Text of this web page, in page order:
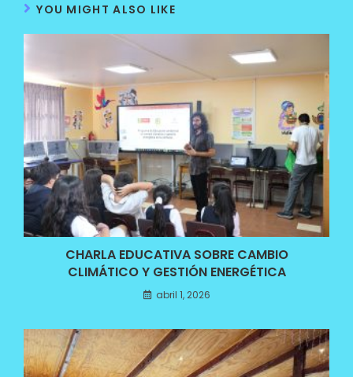
YOU MIGHT ALSO LIKE
CHARLA EDUCATIVA SOBRE CAMBIO
CLIMÁTICO Y GESTIÓN ENERGÉTICA
abril 1, 2026